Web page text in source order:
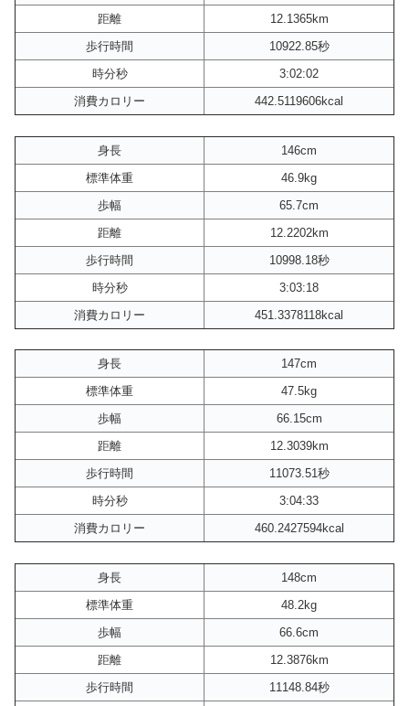
距離
12.1365km
歩行時間
10922.85秒
時分秒
3:02:02
消費カロリー
442.5119606kcal
身長
146cm
標準体重
46.9kg
歩幅
65.7cm
距離
12.2202km
歩行時間
10998.18秒
時分秒
3:03:18
消費カロリー
451.3378118kcal
身長
147cm
標準体重
47.5kg
歩幅
66.15cm
距離
12.3039km
歩行時間
11073.51秒
時分秒
3:04:33
消費カロリー
460.2427594kcal
身長
148cm
標準体重
48.2kg
歩幅
66.6cm
距離
12.3876km
歩行時間
11148.84秒